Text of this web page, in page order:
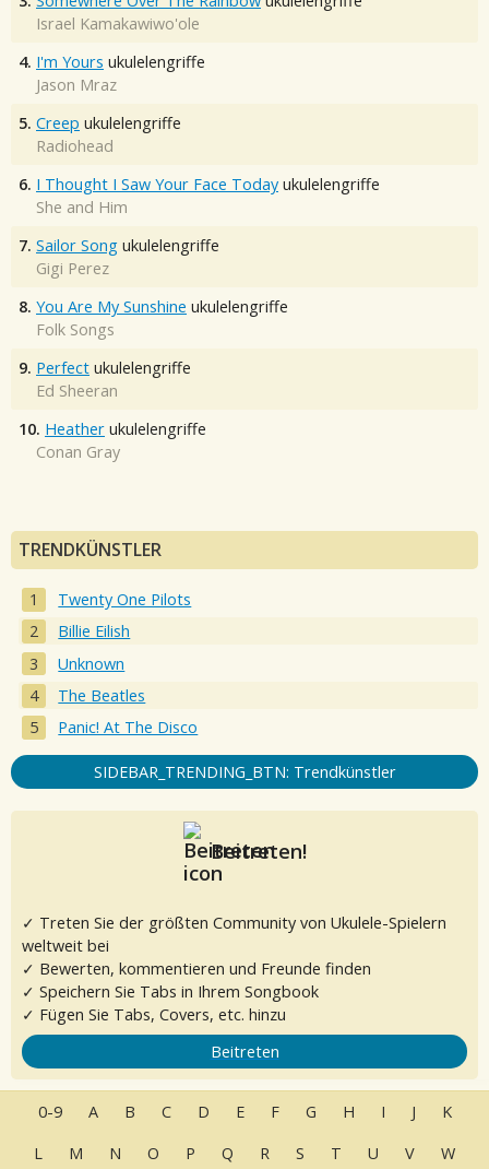
Israel Kamakawiwo'ole
4. I'm Yours ukulelengriffe
Jason Mraz
5. Creep ukulelengriffe
Radiohead
6. I Thought I Saw Your Face Today ukulelengriffe
She and Him
7. Sailor Song ukulelengriffe
Gigi Perez
8. You Are My Sunshine ukulelengriffe
Folk Songs
9. Perfect ukulelengriffe
Ed Sheeran
10. Heather ukulelengriffe
Conan Gray
TRENDKÜNSTLER
Twenty One Pilots
Billie Eilish
Unknown
The Beatles
Panic! At The Disco
SIDEBAR_TRENDING_BTN: Trendkünstler
Beitreten!
✓ Treten Sie der größten Community von Ukulele-Spielern
weltweit bei
✓ Bewerten, kommentieren und Freunde finden
✓ Speichern Sie Tabs in Ihrem Songbook
✓ Fügen Sie Tabs, Covers, etc. hinzu
Beitreten
0-9 A B C D E F G H I J
K
L
M N O P Q R S T U V W